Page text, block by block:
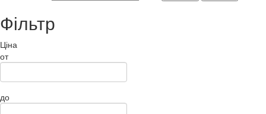
Фільтр
Ціна
от
до